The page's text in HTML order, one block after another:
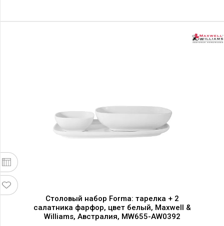
Столовый набор Forma: тарелка + 2
салатника фарфор, цвет белый, Maxwell &
Williams, Австралия, MW655-AW0392